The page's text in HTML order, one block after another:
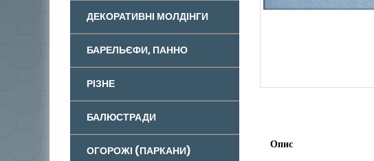
ДЕКОРАТИВНІ МОЛДІНГИ
БАРЕЛЬЄФИ, ПАННО
РІЗНЕ
БАЛЮСТРАДИ
ОГОРОЖІ (ПАРКАНИ) Опис